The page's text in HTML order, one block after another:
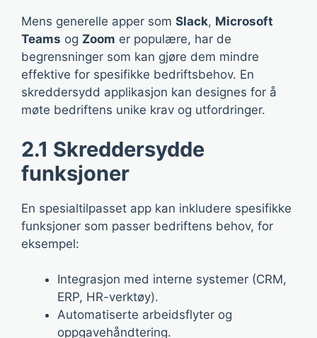
Mens generelle apper som Slack, Microsoft
Teams og Zoom er populære, har de
begrensninger som kan gjøre dem mindre
effektive for spesifikke bedriftsbehov. En
skreddersydd applikasjon kan designes for å
møte bedriftens unike krav og utfordringer.
2.1 Skreddersydde
funksjoner
En spesialtilpasset app kan inkludere spesifikke
funksjoner som passer bedriftens behov, for
eksempel:
Integrasjon med interne systemer (CRM,
ERP, HR-verktøy).
Automatiserte arbeidsflyter og
oppgavehåndtering.